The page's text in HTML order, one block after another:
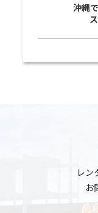
沖縄
レン
お